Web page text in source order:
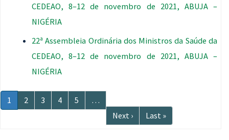
CEDEAO, 8–12 de novembro de 2021, ABUJA –
NIGÉRIA
22ª Assembleia Ordinária dos Ministros da Saúde da
CEDEAO, 8–12 de novembro de 2021, ABUJA –
NIGÉRIA
Paginação
Página
atual
1 Página
2 Página
3 Página
4 Página
5
…
Próxima
página
Next ›
Última
página
Last »